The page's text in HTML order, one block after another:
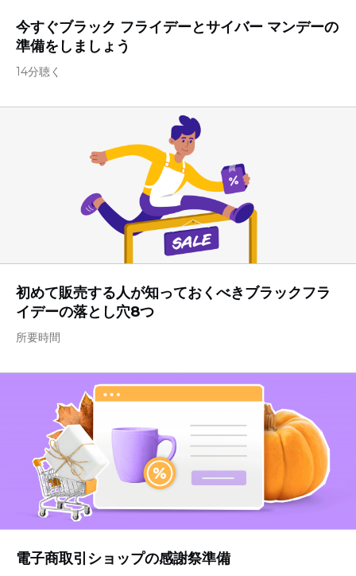
今すぐブラック フライデーとサイバー マンデーの
準備をしましょう
14分聴く
初めて販売する人が知っておくべきブラックフラ
イデーの落とし穴8つ
所要時間
電子商取引ショップの感謝祭準備